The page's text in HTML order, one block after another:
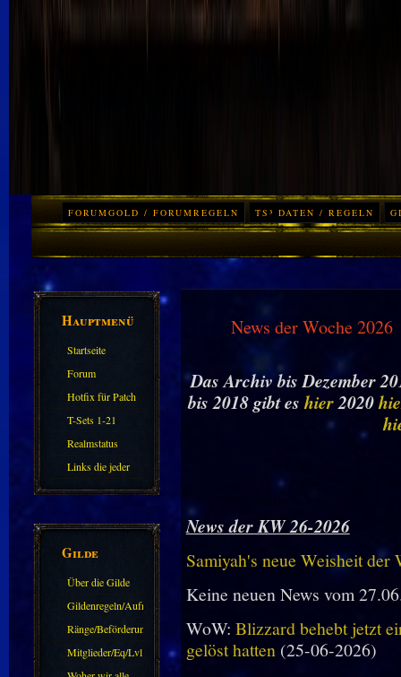
FORUMGOLD / FORUMREGELN TS³ DATEN / REGELN
Hauptmenü
Startseite
Forum
Hotfix für Patch
11.X
T-Sets 1-21
Realmstatus
Links die jeder
kennen sollte?!
Gilde
Über die Gilde
(DAW)
Gildenregeln/Aufnahme
Ränge/Beförderungen
Mitglieder/Eq/Lvl
News der Woche 2026
Das Archiv bis Dezember
bis 2018 gibt es hier2020
News der KW 26-2026
Samiyah's neue Weisheit der
Keine neuen News vom
WoW: Blizzard behebt jetzt
gelöst hatten(25-06-2026)